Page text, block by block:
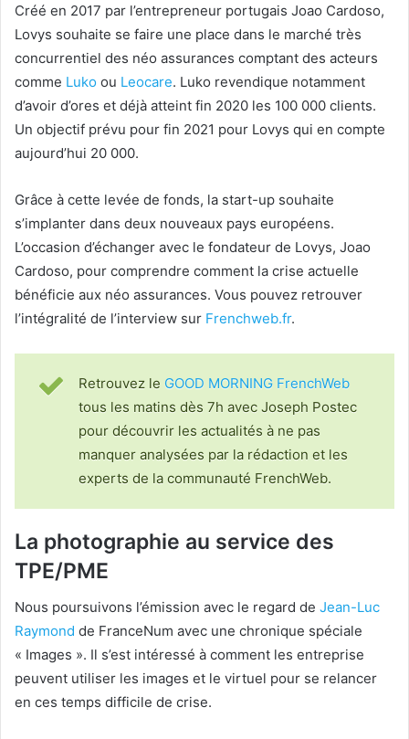
Créé en 2017 par l’entrepreneur portugais Joao Cardoso,
Lovys souhaite se faire une place dans le marché très
concurrentiel des néo assurances comptant des acteurs
comme Luko ou Leocare. Luko revendique notamment
d’avoir d’ores et déjà atteint fin 2020 les 100 000 clients.
Un objectif prévu pour fin 2021 pour Lovys qui en compte
aujourd’hui 20 000.
Grâce à cette levée de fonds, la start-up souhaite
s’implanter dans deux nouveaux pays européens.
L’occasion d’échanger avec le fondateur de Lovys, Joao
Cardoso, pour comprendre comment la crise actuelle
bénéficie aux néo assurances. Vous pouvez retrouver
l’intégralité de l’interview sur Frenchweb.fr.
Retrouvez le GOOD MORNING FrenchWeb
tous les matins dès 7h avec Joseph Postec
pour découvrir les actualités à ne pas
manquer analysées par la rédaction et les
experts de la communauté FrenchWeb.
La photographie au service des
TPE/PME
Nous poursuivons l’émission avec le regard de Jean-Luc
Raymond de FranceNum avec une chronique spéciale
« Images ». Il s’est intéressé à comment les entreprise
peuvent utiliser les images et le virtuel pour se relancer
en ces temps difficile de crise.